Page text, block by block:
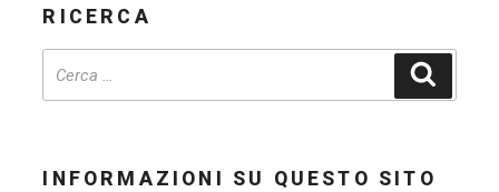
RICERCA
INFORMAZIONI SU QUESTO SITO